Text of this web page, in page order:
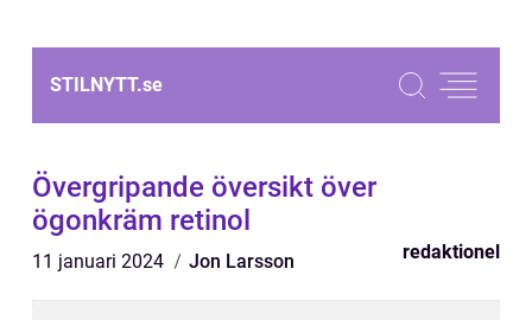
STILNYTT.se
Övergripande översikt över
ögonkräm retinol
11 januari 2024 Jon Larsson redaktionel